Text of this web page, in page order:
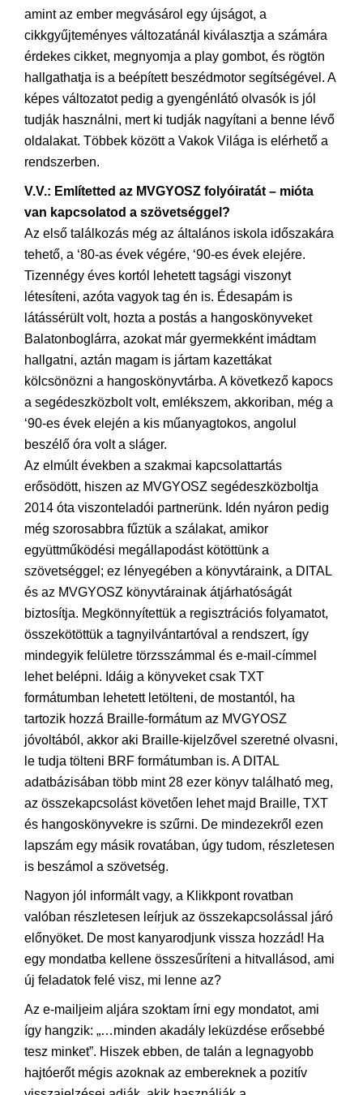
amint az ember megvásárol egy újságot, a
cikkgyűjteményes változatánál kiválasztja a számára
érdekes cikket, megnyomja a play gombot, és rögtön
hallgathatja is a beépített beszédmotor segítségével. A
képes változatot pedig a gyengénlátó olvasók is jól
tudják használni, mert ki tudják nagyítani a benne lévő
oldalakat. Többek között a Vakok Világa is elérhető a
rendszerben.
V.V.: Említetted az MVGYOSZ folyóiratát – mióta
van kapcsolatod a szövetséggel?
Az első találkozás még az általános iskola időszakára
tehető, a ‘80-as évek végére, ‘90-es évek elejére.
Tizennégy éves kortól lehetett tagsági viszonyt
létesíteni, azóta vagyok tag én is. Édesapám is
látássérült volt, hozta a postás a hangoskönyveket
Balatonboglárra, azokat már gyermekként imádtam
hallgatni, aztán magam is jártam kazettákat
kölcsönözni a hangoskönyvtárba. A következő kapocs
a segédeszközbolt volt, emlékszem, akkoriban, még a
‘90-es évek elején a kis műanyagtokos, angolul
beszélő óra volt a sláger.
Az elmúlt években a szakmai kapcsolattartás
erősödött, hiszen az MVGYOSZ segédeszközboltja
2014 óta viszonteladói partnerünk. Idén nyáron pedig
még szorosabbra fűztük a szálakat, amikor
együttműködési megállapodást kötöttünk a
szövetséggel; ez lényegében a könyvtáraink, a DITAL
és az MVGYOSZ könyvtárainak átjárhatóságát
biztosítja. Megkönnyítettük a regisztrációs folyamatot,
összekötöttük a tagnyilvántartóval a rendszert, így
mindegyik felületre törzsszámmal és e-mail-címmel
lehet belépni. Idáig a könyveket csak TXT
formátumban lehetett letölteni, de mostantól, ha
tartozik hozzá Braille-formátum az MVGYOSZ
jóvoltából, akkor aki Braille-kijelzővel szeretné olvasni,
le tudja tölteni BRF formátumban is. A DITAL
adatbázisában több mint 28 ezer könyv található meg,
az összekapcsolást követően lehet majd Braille, TXT
és hangoskönyvekre is szűrni. De mindezekről ezen
lapszám egy másik rovatában, úgy tudom, részletesen
is beszámol a szövetség.
Nagyon jól informált vagy, a Klikkpont rovatban
valóban részletesen leírjuk az összekapcsolással járó
előnyöket. De most kanyarodjunk vissza hozzád! Ha
egy mondatba kellene összesűríteni a hitvallásod, ami
új feladatok felé visz, mi lenne az?
Az e-mailjeim aljára szoktam írni egy mondatot, ami
így hangzik: „…minden akadály leküzdése erősebbé
tesz minket”. Hiszek ebben, de talán a legnagyobb
hajtóerőt mégis azoknak az embereknek a pozitív